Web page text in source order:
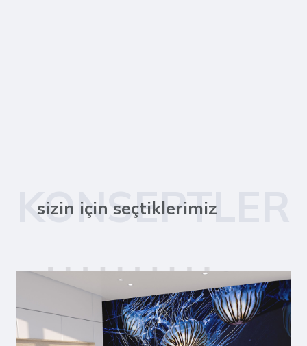
KONSEPTLER
sizin için seçtiklerimiz